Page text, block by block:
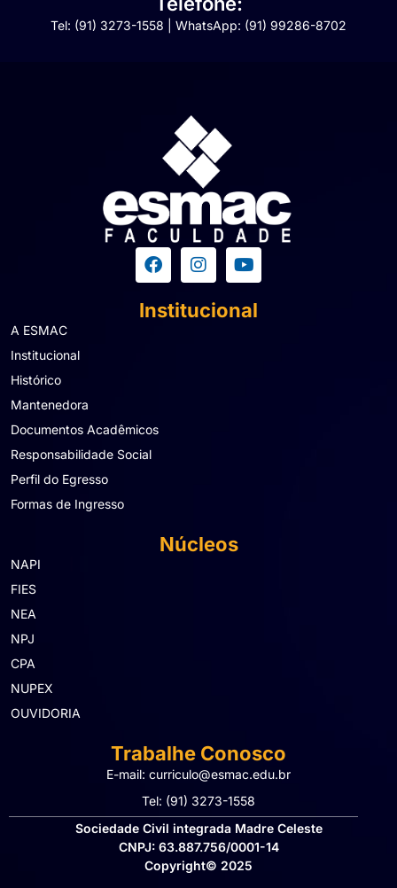
Tel: (91) 3273-1558 | WhatsApp: (91) 99286-8702
Institucional
A ESMAC
Institucional
Histórico
Mantenedora
Documentos Acadêmicos
Responsabilidade Social
Perfil do Egresso
Formas de Ingresso
Núcleos
NAPI
FIES
NEA
NPJ
CPA
NUPEX
OUVIDORIA
Trabalhe Conosco
E-mail: curriculo@esmac.edu.br
Tel: (91) 3273-1558​
Sociedade Civil integrada Madre Celeste
CNPJ: 63.887.756/0001-14
Copyright© 2025